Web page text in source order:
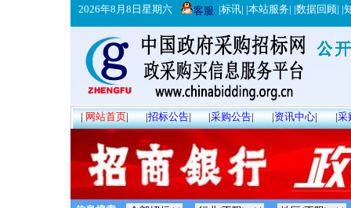
2026年8月8日星期六 客服 |标讯| |本站服务| |数据回顾| |
|网站首页| |招标公告| |采购公告| |资讯中心| |采